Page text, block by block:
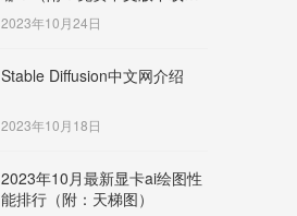
装教程）
2023年10月24日
Stable Diffusion中文网介绍
2023年10月18日
2023年10月最新显卡ai绘图性
能排行（附：天梯图）